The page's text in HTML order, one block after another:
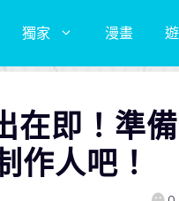
獨家 漫畫
在即！準備
作人吧！